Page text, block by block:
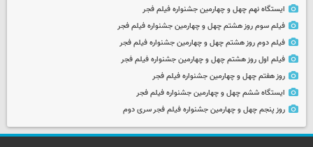
ایستگاه نهم چهل و چهارمین جشنواره فیلم فجر
فیلم سوم روز هشتم چهل و چهارمین جشنواره فیلم فجر
فیلم دوم روز هشتم چهل و چهارمین جشنواره فیلم فجر
فیلم اول روز هشتم چهل و چهارمین جشنواره فیلم فجر
روز هفتم چهل و چهارمین جشنواره فیلم فجر
ایستگاه ششم چهل و چهارمین جشنواره فیلم فجر
روز پنجم چهل و چهارمین جشنواره فیلم فجر سری دوم